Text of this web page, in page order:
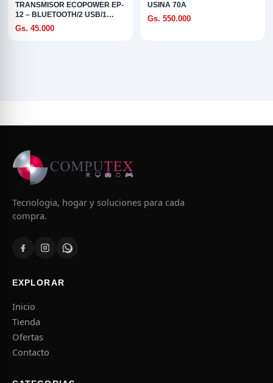
TRANSMISOR ECOPOWER EP-
12 – BLUETOOTH/2 USB/1
USB-C
Gs. 45.000
USINA 70A
Gs. 550.000
Tecnologia, hogar y soluciones para cada
compra.
EXPLORAR
Inicio
Tienda
Ofertas
Contacto